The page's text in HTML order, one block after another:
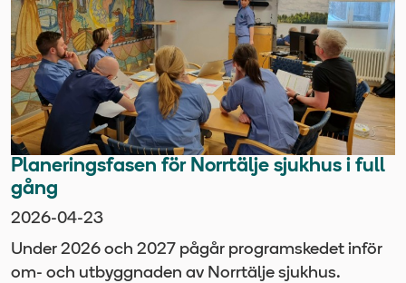
Planeringsfasen för Norrtälje sjukhus i full
gång
2026-04-23
Under 2026 och 2027 pågår programskedet inför
om- och utbyggnaden av Norrtälje sjukhus.